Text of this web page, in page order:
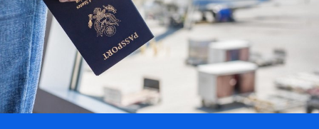
Politique
Business
Travel
World